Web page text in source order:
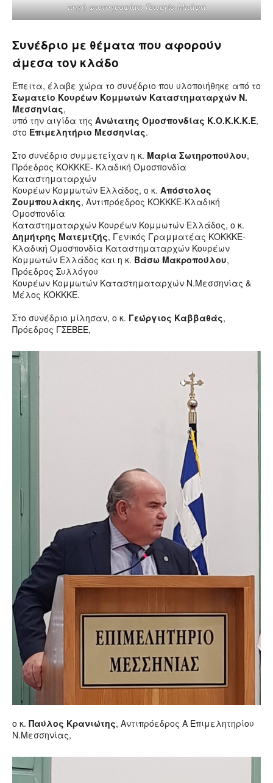
πηγή φωτογραφίας: Γεωργία Μπάφα
Συνέδριο με θέματα που αφορούν
άμεσα τον κλάδο
Έπειτα, έλαβε χώρα το συνέδριο που υλοποιήθηκε από το
Σωματείο Κουρέων Κομμωτών Καταστηματαρχών Ν.
Μεσσηνίας,
υπό την αιγίδα της Ανώτατης Ομοσπονδίας Κ.Ο.Κ.Κ.Κ.Ε,
στο Επιμελητήριο Μεσσηνίας.
Στο συνέδριο συμμετείχαν η κ. Μαρία Σωτηροπούλου,
Πρόεδρος ΚΟΚΚΚΕ- Κλαδική Ομοσπονδία
Καταστηματαρχών
Κουρέων Κομμωτών Ελλάδος, ο κ. Απόστολος
Ζουμπουλάκης, Αντιπρόεδρος ΚΟΚΚΚΕ-Κλαδική
Ομοσπονδία
Καταστηματαρχών Κουρέων Κομμωτών Ελλάδος, ο κ.
Δημήτρης Ματεμτζής, Γενικός Γραμματέας ΚΟΚΚΚΕ-
Κλαδική Ομοσπονδία Καταστηματαρχών Κουρέων
Κομμωτών Ελλάδος και η κ. Βάσω Μακροπούλου,
Πρόεδρος Συλλόγου
Κουρέων Κομμωτών Καταστηματαρχών Ν.Μεσσηνίας &
Μέλος ΚΟΚΚΚΕ.
Στο συνέδριο μίλησαν, ο κ. Γεώργιος Καββαθάς,
Πρόεδρος ΓΣΕΒΕΕ,
ο κ. Παύλος Κρανιώτης, Αντιπρόεδρος Α Επιμελητηρίου
Ν.Μεσσηνίας,